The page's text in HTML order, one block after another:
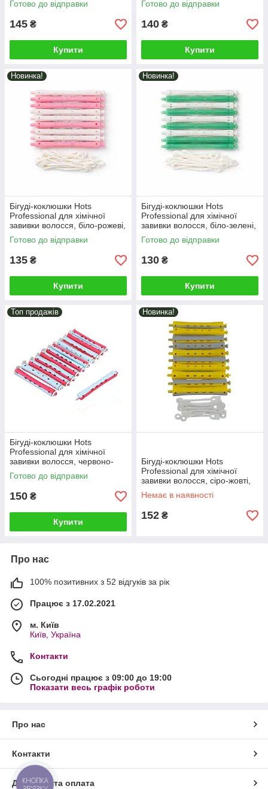
Готово до відправки
145 ₴
Купити
Готово до відправки
140 ₴
Купити
Новинка!
Бігуді-коклюшки Hots
Professional для хімічної
завивки волосся, біло-рожеві,
10 шт*8 мм (HP4205)
Готово до відправки
135 ₴
Купити
Новинка!
Бігуді-коклюшки Hots
Professional для хімічної
завивки волосся, біло-зелені,
10 шт*7 мм (HP4206)
Готово до відправки
130 ₴
Купити
Топ продажів
Бігуді-коклюшки Hots
Professional для хімічної
завивки волосся, червоно-
блакитні, 10 шт*13мм
(HP4204)
Готово до відправки
150 ₴
Купити
Новинка!
Бігуді-коклюшки Hots
Professional для хімічної
завивки волосся, сіро-жовті,
10 шт*13мм (HP4201)
Немає в наявності
152 ₴
Про нас
100% позитивних з 52 відгуків за рік
Працює з 17.02.2021
м. Київ
Київ, Україна
Контакти
Сьогодні працює з 09:00 до 19:00
Показати весь графік роботи
Про нас
Контакти
Доставка та оплата
КНОПКА